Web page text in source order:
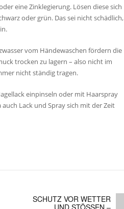
eine Zinklegierung. Lösen diese sich
oder grün. Das sei nicht schädlich,
vom Händewaschen fördern die
trocken zu lagern – also nicht im
nicht ständig tragen.
einpinseln oder mit Haarspray
Lack und Spray sich mit der Zeit
SCHUTZ VOR WETTER
UND STÖSSEN – T